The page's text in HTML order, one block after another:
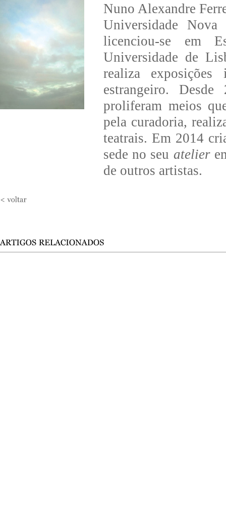
Nuno Alexandre
Universidade
licenciou-se em
Universidade de
realiza
estrangeiro.
proliferam meios
pela curadoria,
teatrais. Em 2014
sede no seu atelier
de outros artistas.